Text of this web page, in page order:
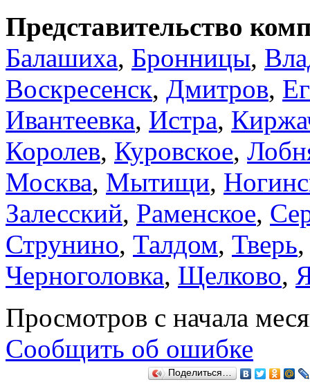
Представительство
Балашиха, Бронницы,
Воскресенск, Дмитров,
Ивантеевка, Истра,
Королев, Куровское,
Москва, Мытищи,
Залесский, Раменское,
Струнино, Талдом, Тверь
Черноголовка, Щелково,
Просмотров с начала
Сообщить об ошибке
Поделиться…